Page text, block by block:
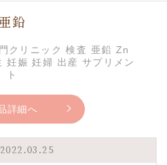
亜鉛
クリニック 検査 亜鉛 Zn
妊娠 妊婦 出産 サプリメン
ト
詳細へ
2022.03.25